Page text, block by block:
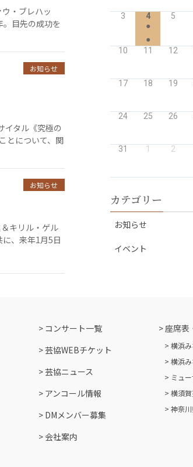
・ブレハッ
目先の成功を
お知らせ
タル《究極の
とについて、関
お知らせ
キリル・ゲル
、来年1月5日
3 4 5
●
●
10 11 12
17 18 19
24 25 26
31 1 2
カテゴリー
お知らせ
イベント
コンサート一覧
芸協WEBチケット
芸協ニュース
アンコール情報
DMメンバー募集
会社案内
座席表
横浜
横浜
ミュ
横須
神奈